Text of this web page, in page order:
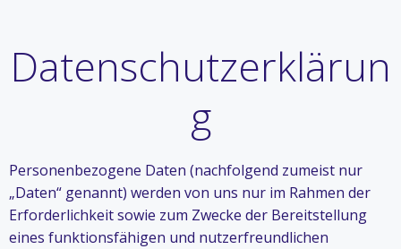
Datenschutzerklärun
g
Personenbezogene Daten (nachfolgend zumeist nur
„Daten“ genannt) werden von uns nur im Rahmen der
Erforderlichkeit sowie zum Zwecke der Bereitstellung
eines funktionsfähigen und nutzerfreundlichen